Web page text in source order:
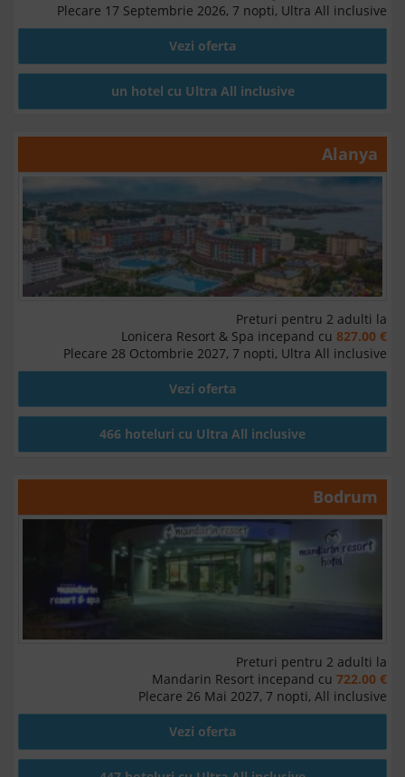
Plecare 17 Septembrie 2026, 7 nopti, Ultra All inclusive
Vezi oferta
un hotel cu Ultra All inclusive
Alanya
Preturi pentru 2 adulti la
Lonicera Resort & Spa incepand cu 827.00 €
Plecare 28 Octombrie 2027, 7 nopti, Ultra All inclusive
Vezi oferta
466 hoteluri cu Ultra All inclusive
Bodrum
Preturi pentru 2 adulti la
Mandarin Resort incepand cu 722.00 €
Plecare 26 Mai 2027, 7 nopti, All inclusive
Vezi oferta